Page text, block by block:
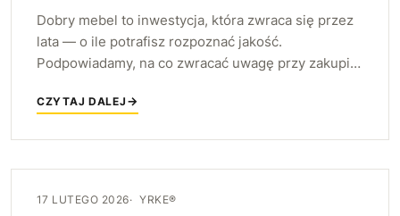
Dobry mebel to inwestycja, która zwraca się przez
lata — o ile potrafisz rozpoznać jakość.
Podpowiadamy, na co zwracać uwagę przy zakupie:
wykończenia, po ponadczasową formę.
CZYTAJ DALEJ
17 LUTEGO 2026 YRKE®